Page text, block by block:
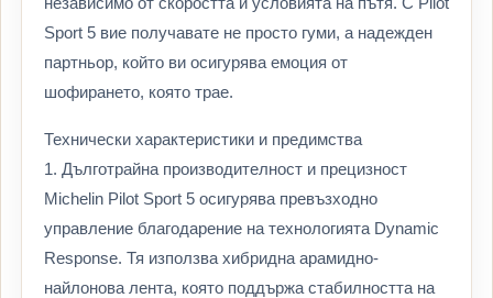
Sport 5 вие получавате не просто гуми, а надежден
партньор, който ви осигурява емоция от
шофирането, която трае.
Технически характеристики и предимства
1. Дълготрайна производителност и прецизност
Michelin Pilot Sport 5 осигурява превъзходно
управление благодарение на технологията Dynamic
Response. Тя използва хибридна арамидно-
найлонова лента, която поддържа стабилността на